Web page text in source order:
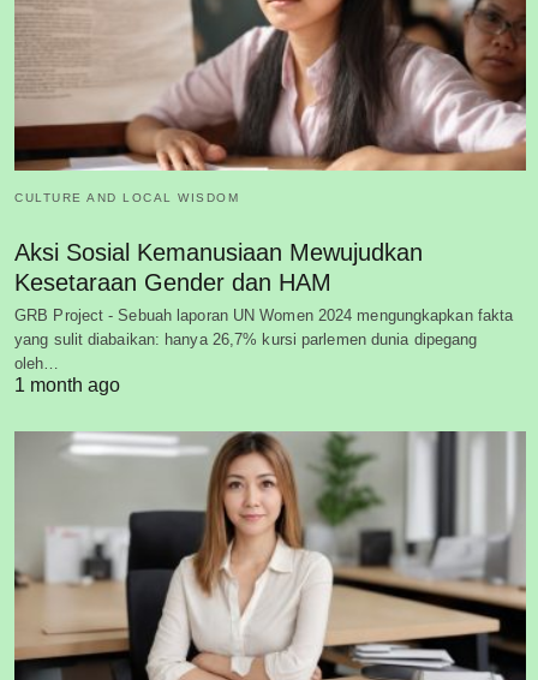
CULTURE AND LOCAL WISDOM
Aksi Sosial Kemanusiaan Mewujudkan
Kesetaraan Gender dan HAM
GRB Project - Sebuah laporan UN Women 2024 mengungkapkan fakta
yang sulit diabaikan: hanya 26,7% kursi parlemen dunia dipegang
oleh…
1 month ago